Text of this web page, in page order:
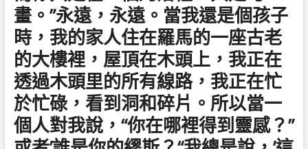
畫。”永遠，永遠。當我還是個孩子
時，我的家人住在羅馬的一座古老
的大樓裡，屋頂在木頭上，我正在
透過木頭里的所有線路，我正在忙
於忙碌，看到洞和碎片。所以當一
個人對我說，“你在哪裡得到靈感？”